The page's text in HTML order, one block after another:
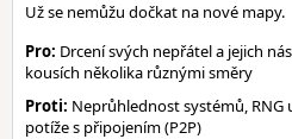
Už se nemůžu dočkat na nové mapy.
Pro: Drcení svých nepřátel a jejich
kousích několika různými směry
Proti: Neprůhlednost systémů,
potíže s připojením (P2P)